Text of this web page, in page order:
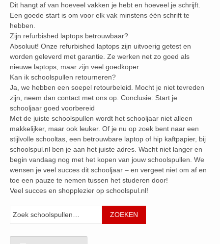
Dit hangt af van hoeveel vakken je hebt en hoeveel je schrijft.
Een goede start is om voor elk vak minstens één schrift te
hebben.
Zijn refurbished laptops betrouwbaar?
Absoluut! Onze refurbished laptops zijn uitvoerig getest en
worden geleverd met garantie. Ze werken net zo goed als
nieuwe laptops, maar zijn veel goedkoper.
Kan ik schoolspullen retourneren?
Ja, we hebben een soepel retourbeleid. Mocht je niet tevreden
zijn, neem dan contact met ons op. Conclusie: Start je
schooljaar goed voorbereid
Met de juiste schoolspullen wordt het schooljaar niet alleen
makkelijker, maar ook leuker. Of je nu op zoek bent naar een
stijlvolle schooltas, een betrouwbare laptop of hip kaftpapier, bij
schoolspul.nl ben je aan het juiste adres. Wacht niet langer en
begin vandaag nog met het kopen van jouw schoolspullen. We
wensen je veel succes dit schooljaar – en vergeet niet om af en
toe een pauze te nemen tussen het studeren door!
Veel succes en shopplezier op schoolspul.nl!
ZOEKEN